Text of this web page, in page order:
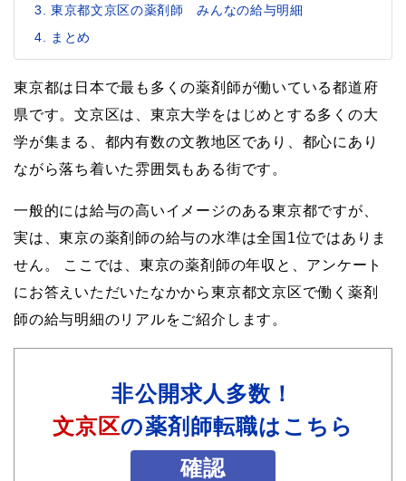
東京都文京区の薬剤師 みんなの給与明細
まとめ
東京都は日本で最も多くの薬剤師が働いている都道府
県です。文京区は、東京大学をはじめとする多くの大
学が集まる、都内有数の文教地区であり、都心にあり
ながら落ち着いた雰囲気もある街です。
一般的には給与の高いイメージのある東京都ですが、
実は、東京の薬剤師の給与の水準は全国1位ではありま
せん。 ここでは、東京の薬剤師の年収と、アンケート
にお答えいただいたなかから東京都文京区で働く薬剤
師の給与明細のリアルをご紹介します。
非公開求人多数！
文京区の薬剤師転職はこちら
確認